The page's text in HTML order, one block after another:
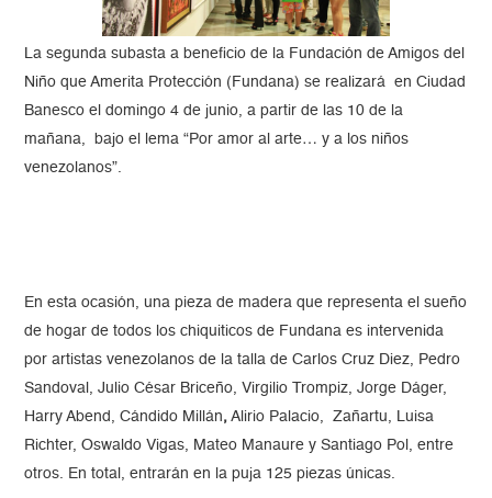
La segunda subasta a beneficio de la Fundación de Amigos del
Niño que Amerita Protección (Fundana) se realizará en Ciudad
Banesco el domingo 4 de junio, a partir de las 10 de la
mañana, bajo el lema “Por amor al arte… y a los niños
venezolanos”.
En esta ocasión, una pieza de madera que representa el sueño
de hogar de todos los chiquiticos de Fundana es intervenida
por artistas venezolanos de la talla de Carlos Cruz Diez, Pedro
Sandoval, Julio César Briceño, Virgilio Trompiz, Jorge Dáger,
Harry Abend, Cándido Millán, Alirio Palacio, Zañartu, Luisa
Richter, Oswaldo Vigas, Mateo Manaure y Santiago Pol, entre
otros. En total, entrarán en la puja 125 piezas únicas.